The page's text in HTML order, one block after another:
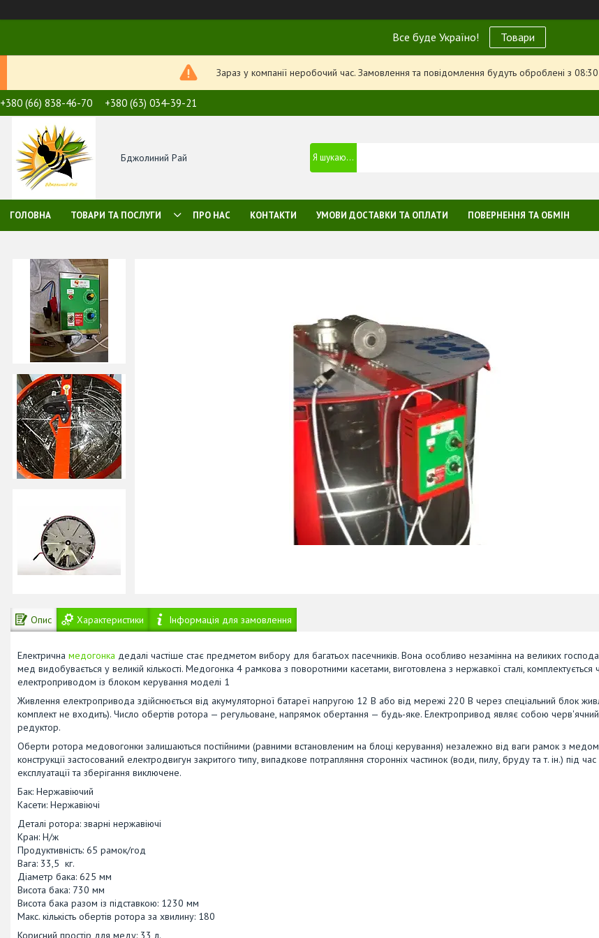
Все буде Україно! Товари
Зараз у компанії неробочий час. Замовлення та повідомлення будуть оброблені з
+380 (66) 838-46-70 +380 (63) 034-39-21
Бджолиний Рай
ГОЛОВНА ТОВАРИ ТА ПОСЛУГИ ПРО НАС КОНТАКТИ УМОВИ ДОСТАВКИ ТА ОПЛАТИ ПОВЕРНЕННЯ ТА ОБМІН
Опис Характеристики Інформація для замовлення
Електрична медогонка дедалі частіше стає предметом вибору для багатьох пасечників. Вона особливо незамінна на великих
мед видобувається у великій кількості. Медогонка 4 рамкова з поворотними касетами, виготовлена з нержавкої сталі, комплектується
електроприводом із блоком керування моделі 1
Живлення електропривода здійснюється від акумуляторної батареї напругою 12 В або від мережі 220 В через спеціальний блок
комплект не входить). Число обертів ротора — регульоване, напрямок обертання — будь-яке. Електропривод являє собою
редуктор.
Оберти ротора медовогонки залишаються постійними (равними встановленим на блоці керування) незалежно від ваги рамок з
конструкції застосований електродвигун закритого типу, випадкове потрапляння сторонніх частинок (води, пилу, бруду та т. ін.) під час
експлуатації та зберігання виключене.
Бак: Нержавіючий
Касети: Нержавіючі
Деталі ротора: зварні нержавіючі
Кран: Н/ж
Продуктивність: 65 рамок/год
Вага: 33,5 кг.
Діаметр бака: 625 мм
Висота бака: 730 мм
Висота бака разом із підставкою: 1230 мм
Макс. кількість обертів ротора за хвилину: 180
Корисний простір для меду: 33 л.